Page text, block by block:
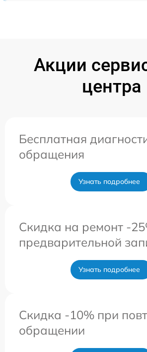
Акции
центра
Бесплатная
обращения
Узнать подробнее
Скидка на ремонт -
предварительной
Узнать подробнее
Скидка -10% при
обращении